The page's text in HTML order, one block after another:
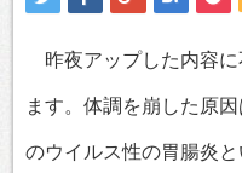
昨夜アップした内容に
ます。体調を崩した原
のウイルス性の胃腸炎